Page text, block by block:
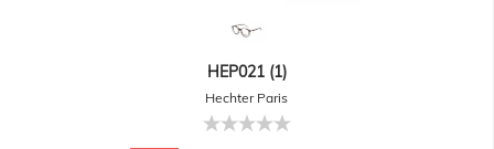
HEP021 (1)
Hechter Paris